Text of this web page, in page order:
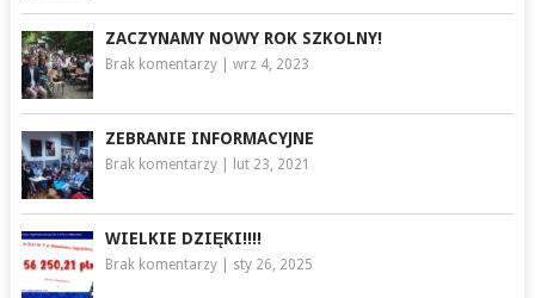
ZACZYNAMY NOWY ROK SZKOLNY!
Brak komentarzy| wrz 4, 2023
ZEBRANIE INFORMACYJNE
Brak komentarzy| lut 23, 2021
WIELKIE DZIĘKI!!!!
Brak komentarzy| sty 26, 2025